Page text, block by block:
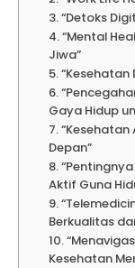
3. “Detoks
4. “Mental
Jiwa”
5.
6.
Gaya Hidup
7.
Depan”
8.
Aktif Guna
9.
Berkualitas
10.
Kesehatan